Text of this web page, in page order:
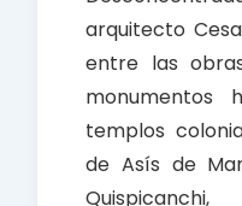
arquitecto
entre las
monumentos
templos
de Asís de